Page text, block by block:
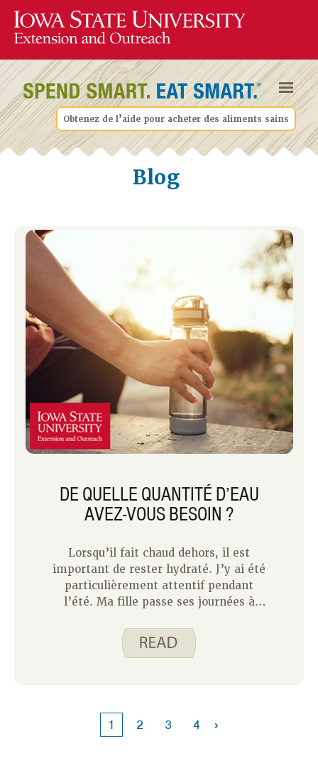
Obtenez de l’aide pour acheter des aliments sains
Blog
DE QUELLE QUANTITÉ D’EAU
AVEZ-VOUS BESOIN ?
Lorsqu’il fait chaud dehors, il est
important de rester hydraté. J’y ai été
particulièrement attentif pendant
l’été. Ma fille passe ses journées à
s’entraîne pour le football quelques fois
par semaine, rentrant souvent à la
nombreux facteurs, notamment l’âge,
le sexe, le niveau d’activité et l’état de
1 2 3 4 ›